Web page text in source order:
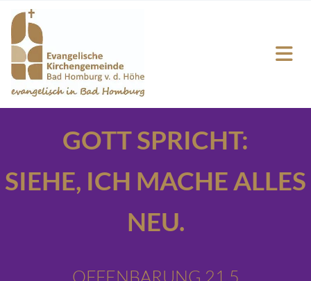
GOTT SPRICHT:
SIEHE, ICH MACHE ALLES
NEU.
OFFENBARUNG 21,5